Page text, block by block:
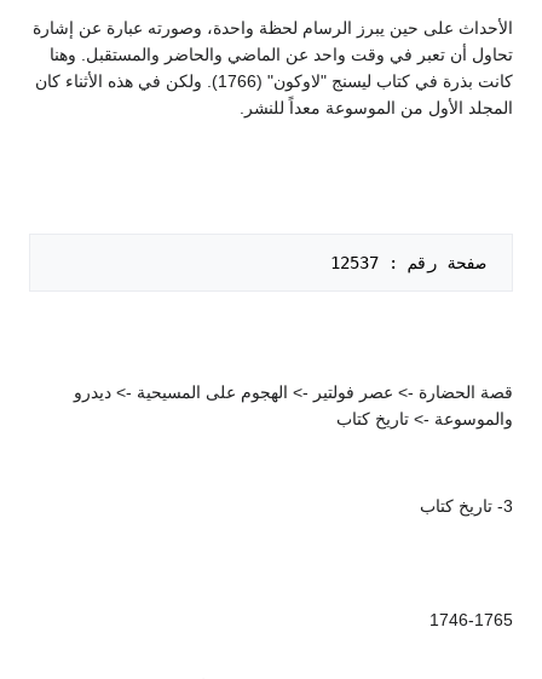
الأحداث على حين يبرز الرسام لحظة واحدة، وصورته عبارة عن إشارة
تحاول أن تعبر في وقت واحد عن الماضي والحاضر والمستقبل. وهنا
كانت بذرة في كتاب ليسنج "لاوكون" (1766). ولكن في هذه الأثناء كان
المجلد الأول من الموسوعة معداً للنشر.
صفحة رقم : 12537
قصة الحضارة -> عصر فولتير -> الهجوم على المسيحية -> ديدرو
والموسوعة -> تاريخ كتاب
3- تاريخ كتاب
1746-1765